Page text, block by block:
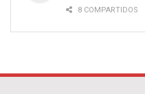
8 COMPARTIDOS